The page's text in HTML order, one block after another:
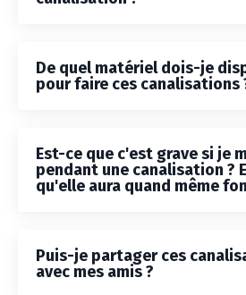
De quel matériel dois-je
pour faire ces canalisations
Est-ce que c'est grave si je
pendant une canalisation ?
qu'elle aura quand même
Puis-je partager ces
avec mes amis ?